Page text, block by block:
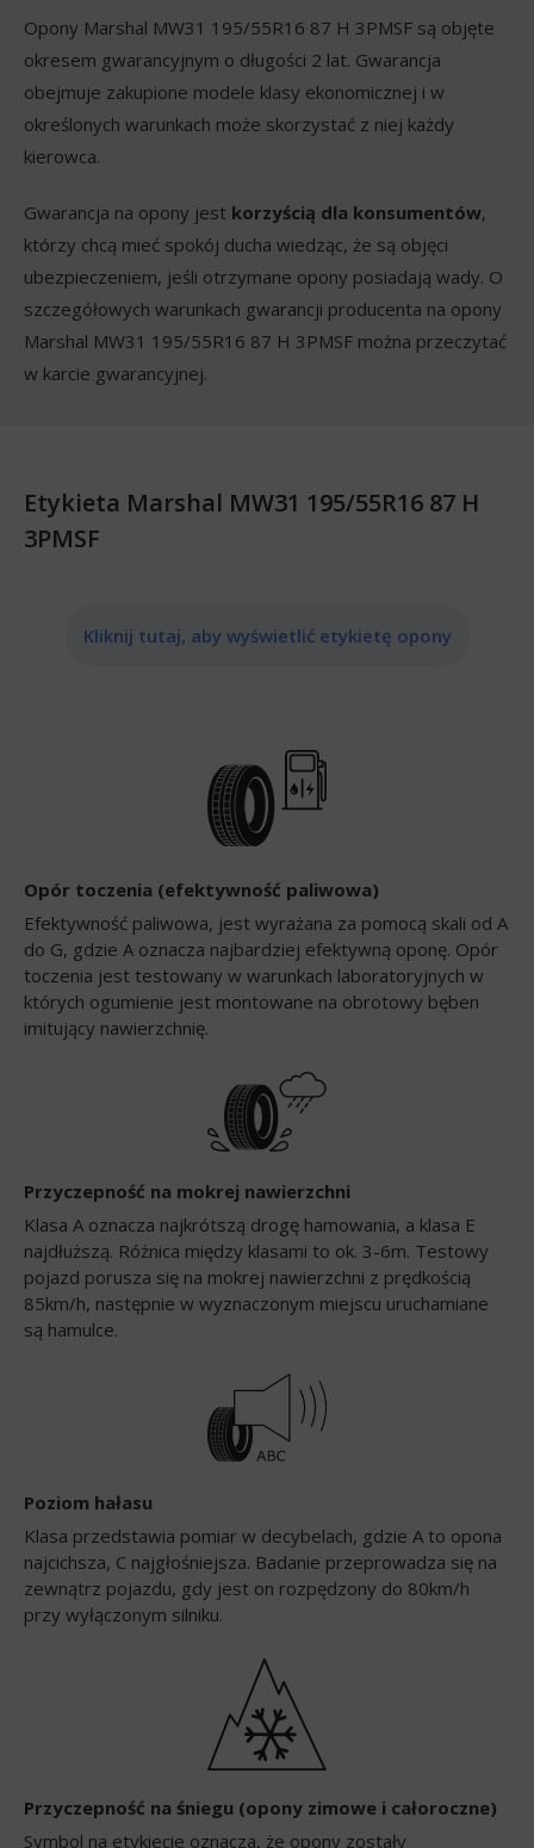
Opony Marshal MW31 195/55R16 87 H 3PMSF są objęte
okresem gwarancyjnym o długości 2 lat. Gwarancja
obejmuje zakupione modele klasy ekonomicznej i w
określonych warunkach może skorzystać z niej każdy
kierowca.
Gwarancja na opony jest korzyścią dla konsumentów,
którzy chcą mieć spokój ducha wiedząc, że są objęci
ubezpieczeniem, jeśli otrzymane opony posiadają wady. O
szczegółowych warunkach gwarancji producenta na opony
Marshal MW31 195/55R16 87 H 3PMSF można przeczytać
w karcie gwarancyjnej.
Etykieta Marshal MW31 195/55R16 87 H
3PMSF
Kliknij tutaj, aby wyświetlić etykietę opony
Opór toczenia (efektywność paliwowa)
Efektywność paliwowa, jest wyrażana za pomocą skali od A
do G, gdzie A oznacza najbardziej efektywną oponę. Opór
toczenia jest testowany w warunkach laboratoryjnych w
których ogumienie jest montowane na obrotowy bęben
imitujący nawierzchnię.
Przyczepność na mokrej nawierzchni
Klasa A oznacza najkrótszą drogę hamowania, a klasa E
najdłuższą. Różnica między klasami to ok. 3-6m. Testowy
pojazd porusza się na mokrej nawierzchni z prędkością
85km/h, następnie w wyznaczonym miejscu uruchamiane
są hamulce.
Poziom hałasu
Klasa przedstawia pomiar w decybelach, gdzie A to opona
najcichsza, C najgłośniejsza. Badanie przeprowadza się na
zewnątrz pojazdu, gdy jest on rozpędzony do 80km/h
przy wyłączonym silniku.
Przyczepność na śniegu (opony zimowe i całoroczne)
Symbol na etykiecie oznacza, że opony zostały